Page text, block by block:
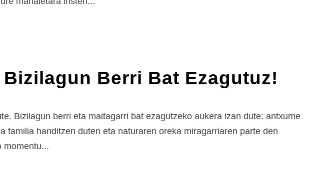
Berri Bat Ezagutuz!
Bizilagun berri eta maitagarri bat ezagutzeko aukera izan dute: antxume
familia handitzen duten eta naturaren oreka miragarriaren parte den
momentu...